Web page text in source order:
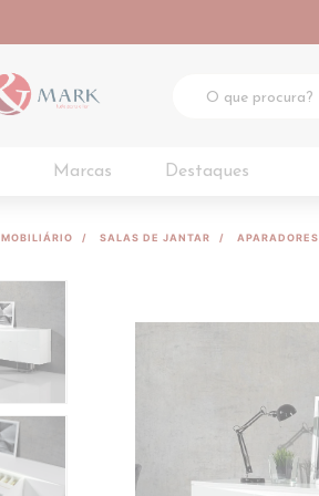
Marcas Destaques
MOBILIÁRIO SALAS DE JANTAR APARADORES